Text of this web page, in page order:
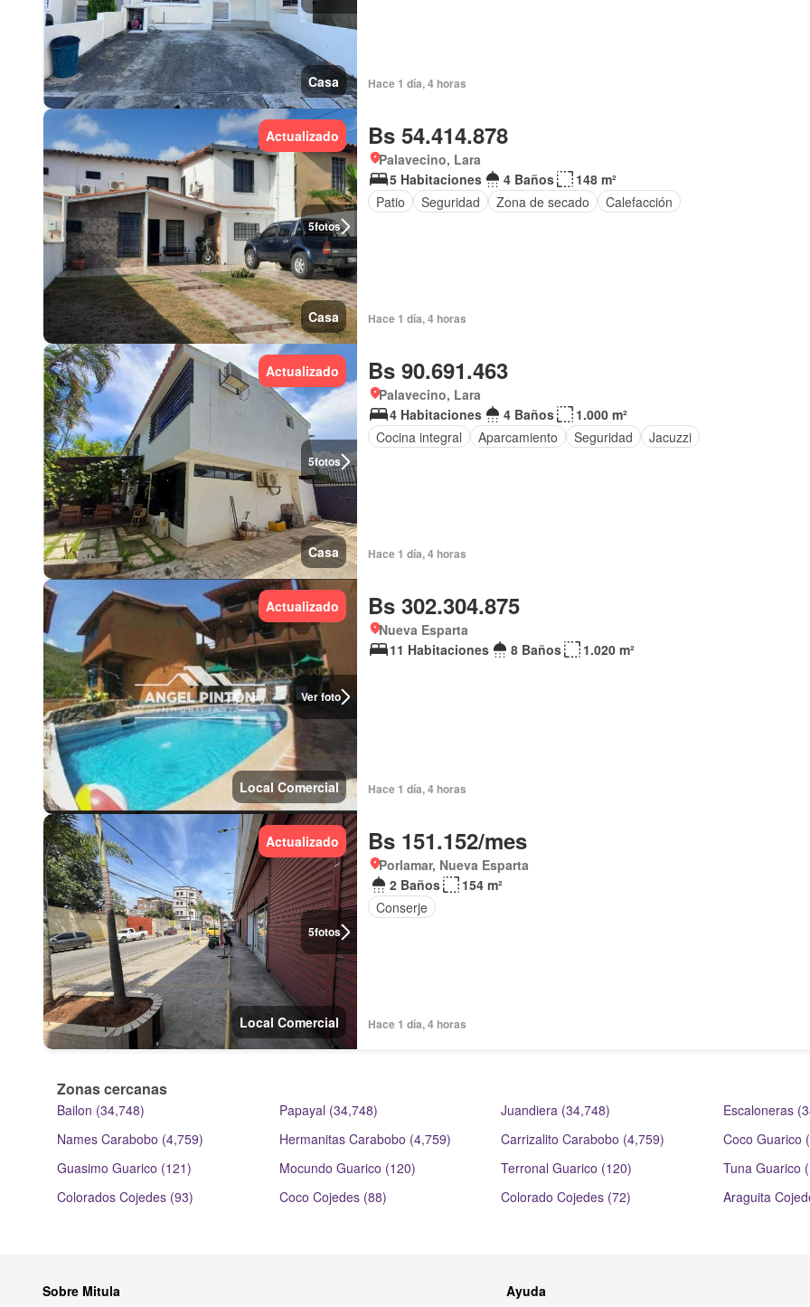
Casa Hace 1 día, 4 horas
5fotos
Actualizado
Casa
Bs 54.414.878
Palavecino, Lara
5 Habitaciones
4 Baños
148 m²
Patio
Seguridad Zona de secado Calefacción
Hace 1 día, 4 horas
5fotos
Actualizado
Casa
Bs 90.691.463
Palavecino, Lara
4 Habitaciones
4 Baños
1.000 m²
Cocina integral
Aparcamiento Seguridad Jacuzzi
Hace 1 día, 4 horas
Ver foto
Actualizado
Local Comercial
Bs 302.304.875
Nueva Esparta
11 Habitaciones
8 Baños 1.020 m²
Hace 1 día, 4 horas
5fotos
Actualizado
Local Comercial
Bs 151.152/mes
Porlamar, Nueva Esparta
2 Baños
154 m²
Conserje
Hace 1 día, 4 horas
Zonas cercanas
Bailon (34,748) Papayal (34,748) Juandiera (34,748)
Escaloneras
Names Carabobo (4,759)
Hermanitas Carabobo (4,759) Carrizalito Carabobo (4,759)
Coco Guarico
Guasimo Guarico (121)
Mocundo Guarico (120) Terronal Guarico (120)
Tuna Guarico
Colorados Cojedes (93)
Coco Cojedes (88) Colorado Cojedes (72) Araguita
Sobre Mitula Ayuda